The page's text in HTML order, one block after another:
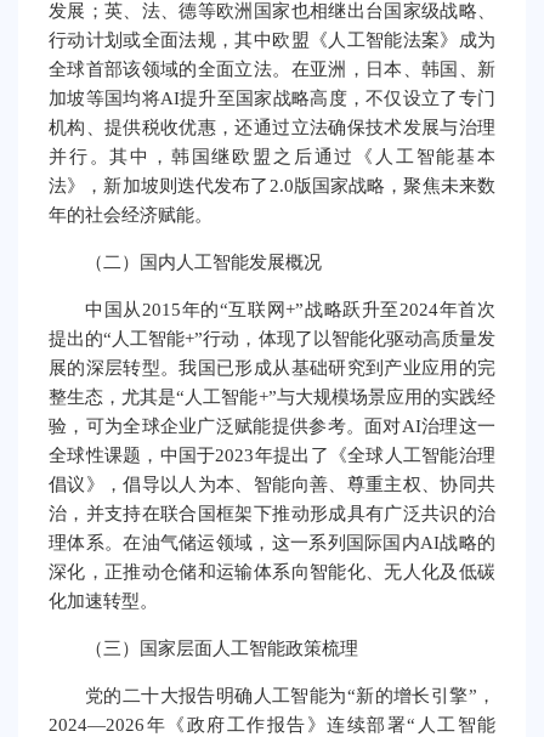
发展；英、法、德等欧洲国家也相继出台国家级战略、
行动计划或全面法规，其中欧盟《人工智能法案》成为
全球首部该领域的全面立法。在亚洲，日本、韩国、新
加坡等国均将AI提升至国家战略高度，不仅设立了专门
机构、提供税收优惠，还通过立法确保技术发展与治理
并行。其中，韩国继欧盟之后通过《人工智能基本
法》，新加坡则迭代发布了2.0版国家战略，聚焦未来数
年的社会经济赋能。
（二）国内人工智能发展概况
中国从2015年的“互联网+”战略跃升至2024年首次
提出的“人工智能+”行动，体现了以智能化驱动高质量发
展的深层转型。我国已形成从基础研究到产业应用的完
整生态，尤其是“人工智能+”与大规模场景应用的实践经
验，可为全球企业广泛赋能提供参考。面对AI治理这一
全球性课题，中国于2023年提出了《全球人工智能治理
倡议》，倡导以人为本、智能向善、尊重主权、协同共
治，并支持在联合国框架下推动形成具有广泛共识的治
理体系。在油气储运领域，这一系列国际国内AI战略的
深化，正推动仓储和运输体系向智能化、无人化及低碳
化加速转型。
（三）国家层面人工智能政策梳理
党的二十大报告明确人工智能为“新的增长引擎”，
2024—2026年《政府工作报告》连续部署“人工智能